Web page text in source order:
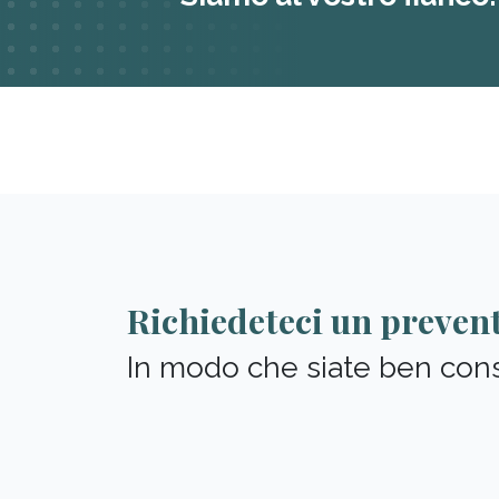
Richiedeteci un
In modo che siate ben